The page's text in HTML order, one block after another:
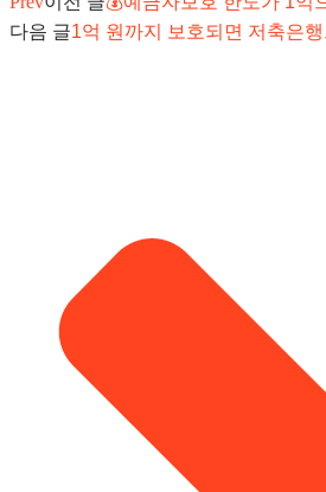
다음 글1억 원까지 보호되면 저축은